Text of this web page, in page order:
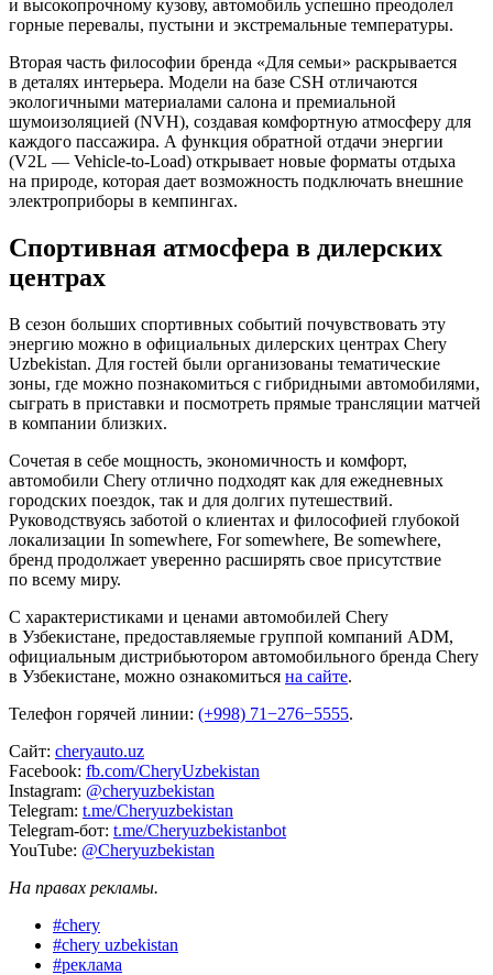
и высокопрочному кузову, автомобиль успешно преодолел
горные перевалы, пустыни и экстремальные температуры.
Вторая часть философии бренда «Для семьи» раскрывается
в деталях интерьера. Модели на базе CSH отличаются
экологичными материалами салона и премиальной
шумоизоляцией (NVH), создавая комфортную атмосферу для
каждого пассажира. А функция обратной отдачи энергии
(V2L — Vehicle-to-Load) открывает новые форматы отдыха
на природе, которая дает возможность подключать внешние
электроприборы в кемпингах.
Спортивная атмосфера в дилерских
центрах
В сезон больших спортивных событий почувствовать эту
энергию можно в официальных дилерских центрах Chery
Uzbekistan. Для гостей были организованы тематические
зоны, где можно познакомиться с гибридными автомобилями,
сыграть в приставки и посмотреть прямые трансляции матчей
в компании близких.
Сочетая в себе мощность, экономичность и комфорт,
автомобили Chery отлично подходят как для ежедневных
городских поездок, так и для долгих путешествий.
Руководствуясь заботой о клиентах и философией глубокой
локализации In somewhere, For somewhere, Be somewhere,
бренд продолжает уверенно расширять свое присутствие
по всему миру.
C характеристиками и ценами автомобилей Chery
в Узбекистане, предоставляемые группой компаний ADM,
официальным дистрибьютором автомобильного бренда Chery
в Узбекистане, можно ознакомиться на сайте.
Телефон горячей линии: (+998) 71−276−5555.
Сайт: cheryauto.uz
Facebook: fb.com/CheryUzbekistan
Instagram: @сheryuzbekistan
Telegram: t.me/Cheryuzbekistan
Telegram-бот: t.me/Cheryuzbekistanbot
YouTube: @Cheryuzbekistan
На правах рекламы.
#chery
#chery uzbekistan
#реклама